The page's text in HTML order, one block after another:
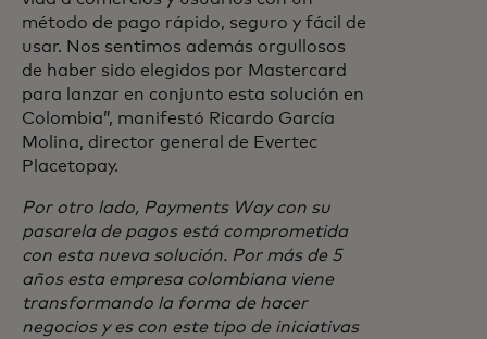
método de pago rápido, seguro y fácil de
usar. Nos sentimos además orgullosos
de haber sido elegidos por Mastercard
para lanzar en conjunto esta solución en
Colombia”, manifestó Ricardo García
Molina, director general de Evertec
Placetopay.
Por otro lado, Payments Way con su
pasarela de pagos está comprometida
con esta nueva solución. Por más de 5
años esta empresa colombiana viene
transformando la forma de hacer
negocios y es con este tipo de iniciativas